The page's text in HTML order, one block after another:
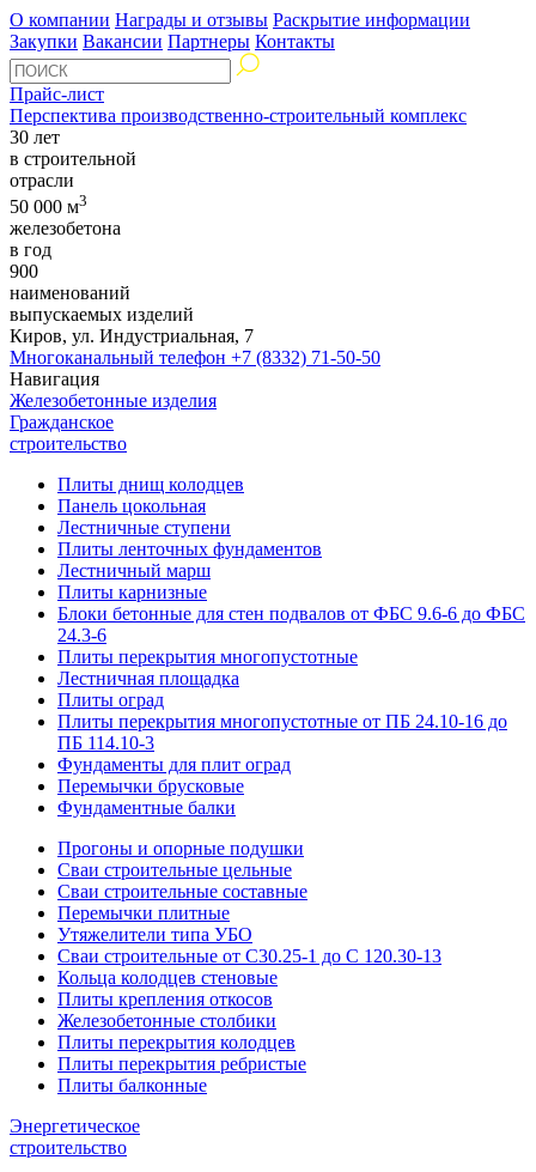
О компании Награды и отзывы Раскрытие информации
Закупки Вакансии Партнеры Контакты
Прайс-лист
Перспектива производственно-строительный комплекс
30 лет
в строительной
отрасли
50 000 м3
железобетона
в год
900
наименований
выпускаемых изделий
Киров, ул. Индустриальная, 7
Многоканальный телефон +7 (8332) 71-50-50
Навигация
Железобетонные изделия
Гражданское
строительство
Плиты днищ колодцев
Панель цокольная
Лестничные ступени
Плиты ленточных фундаментов
Лестничный марш
Плиты карнизные
Блоки бетонные для стен подвалов от ФБС 9.6-6 до ФБС
24.3-6
Плиты перекрытия многопустотные
Лестничная площадка
Плиты оград
Плиты перекрытия многопустотные от ПБ 24.10-16 до
ПБ 114.10-3
Фундаменты для плит оград
Перемычки брусковые
Фундаментные балки
Прогоны и опорные подушки
Сваи строительные цельные
Сваи строительные составные
Перемычки плитные
Утяжелители типа УБО
Сваи строительные от С30.25-1 до С 120.30-13
Кольца колодцев стеновые
Плиты крепления откосов
Железобетонные столбики
Плиты перекрытия колодцев
Плиты перекрытия ребристые
Плиты балконные
Энергетическое
строительство